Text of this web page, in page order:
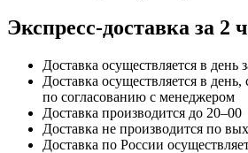
Экспресс-доставка за 2
Доставка осуществляется в день
Доставка осуществляется в
по согласованию с менеджером
Доставка производится до 20–00
Доставка не производится по
Доставка по России